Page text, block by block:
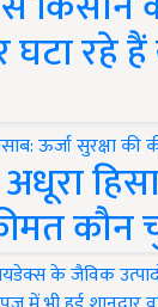
घटा रहे
कौन